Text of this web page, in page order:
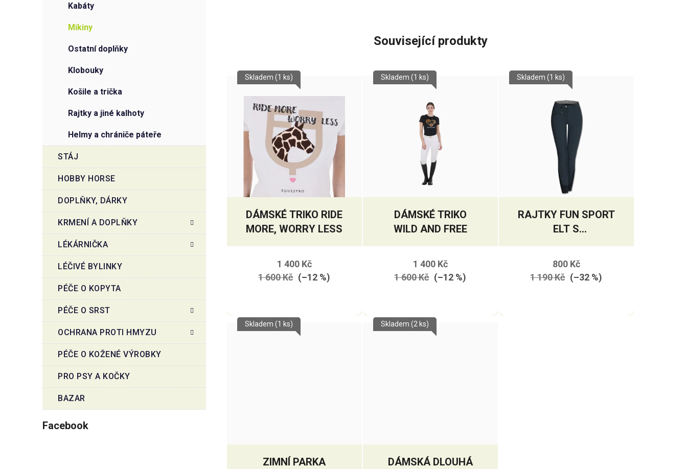
kabáty
mikiny
ostatní doplňky
klobouky
košile a trička
rajtky a jiné kalhoty
helmy a chrániče páteře
STÁJ
HOBBY HORSE
DOPLŇKY, DÁRKY
KRMENÍ A DOPLŇKY
LÉKÁRNIČKA
LÉČIVÉ BYLINKY
PÉČE O KOPYTA
PÉČE O SRST
OCHRANA PROTI HMYZU
PÉČE O KOŽENÉ VÝROBKY
PRO PSY A KOČKY
BAZAR
Facebook
Související produkty
DÁMSKÉ TRIKO RIDE
MORE, WORRY LESS
Skladem (1 ks)
1 400 Kč
1 600 Kč (–12 %)
DÁMSKÉ TRIKO
WILD AND FREE
Skladem (1 ks)
1 400 Kč
1 600 Kč (–12 %)
RAJTKY FUN SPORT
ELT S
CELOKOŽENÝM
SEDEM
Skladem (1 ks)
800 Kč
1 190 Kč (–32 %)
ZIMNÍ PARKA
Skladem (1 ks)
DÁMSKÁ DLOUHÁ
Skladem (2 ks)